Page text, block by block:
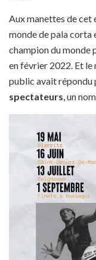
Aux manettes de cet
monde de pala corta
champion du monde
en février 2022. Et le
public avait répondu
spectateurs, un